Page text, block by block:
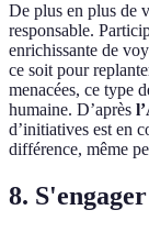
De plus en plus de
responsable.
enrichissante de
ce soit pour
menacées, ce type
humaine. D’après
d’initiatives est en
différence, même
8.